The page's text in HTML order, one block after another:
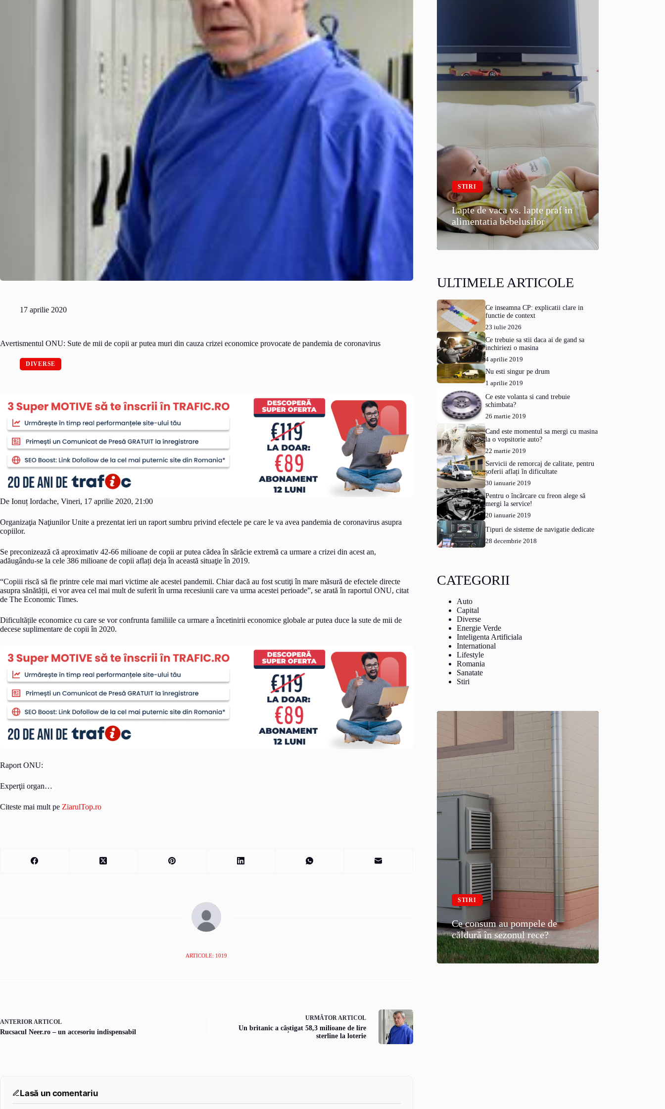
17 aprilie 2020
Avertismentul ONU: Sute de mii de copii ar putea muri din cauza crizei economice provocate de pandemia de coronavirus
DIVERSE
De Ionuț Iordache, Vineri, 17 aprilie 2020, 21:00
Organizaţia Naţiunilor Unite a prezentat ieri un raport sumbru privind efectele pe care le va avea pandemia de coronavirus asupra
copiilor.
Se preconizează că aproximativ 42-66 milioane de copii ar putea cădea în sărăcie extremă ca urmare a crizei din acest an,
adăugându-se la cele 386 milioane de copii aflați deja în această situaţie în 2019.
“Copiii riscă să fie printre cele mai mari victime ale acestei pandemii. Chiar dacă au fost scutiţi în mare măsură de efectele directe
asupra sănătății, ei vor avea cel mai mult de suferit în urma recesiunii care va urma acestei perioade”, se arată în raportul ONU, citat
de The Economic Times.
Dificultățile economice cu care se vor confrunta familiile ca urmare a încetinirii economice globale ar putea duce la sute de mii de
decese suplimentare de copii în 2020.
Raport ONU:
Experţii organ…
Citeste mai mult pe ZiarulTop.ro
ARTICOLE: 1019
ANTERIORARTICOL
Rucsacul Neer.ro – un accesoriu indispensabil
URMĂTORARTICOL
Un britanic a câștigat 58,3 milioane de lire
sterline la loterie
Lasă un comentariu
STIRI
Lapte de vaca vs. lapte praf in
alimentatia bebelusilor
ULTIMELE ARTICOLE
Ce inseamna CP: explicatii clare in
functie de context
23 iulie 2026
Ce trebuie sa stii daca ai de gand sa
inchiriezi o masina
4 aprilie 2019
Nu esti singur pe drum
1 aprilie 2019
Ce este volanta si cand trebuie
schimbata?
26 martie 2019
Cand este momentul sa mergi cu masina
la o vopsitorie auto?
22 martie 2019
Servicii de remorcaj de calitate, pentru
șoferii aflați în dificultate
30 ianuarie 2019
Pentru o încărcare cu freon alege să
mergi la service!
20 ianuarie 2019
Tipuri de sisteme de navigatie dedicate
28 decembrie 2018
CATEGORII
Auto
Capital
Diverse
Energie Verde
Inteligenta Artificiala
International
Lifestyle
Romania
Sanatate
Stiri
STIRI
Ce consum au pompele de
căldură în sezonul rece?